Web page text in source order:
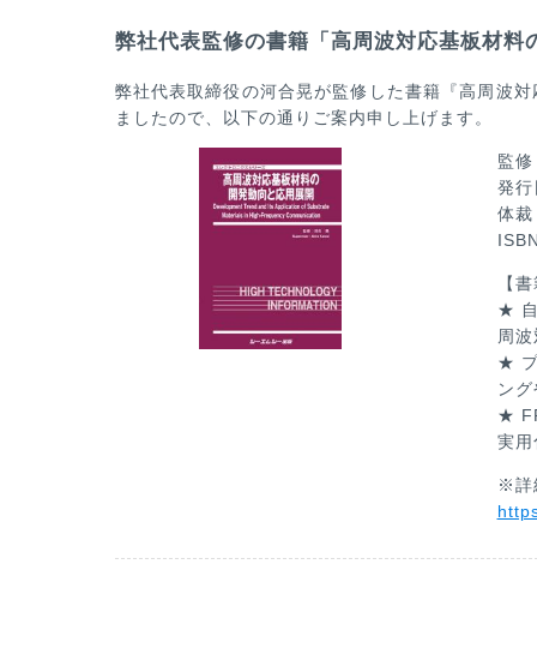
弊社代表監修の書籍「高周波対応基板材
弊社代表取締役の河合晃が監修した書籍『高周波
ましたので、以下の通りご案内申し上げます。
監修
発行
体裁
【
★ 自
周
★ プ
ン
★
実用
※詳